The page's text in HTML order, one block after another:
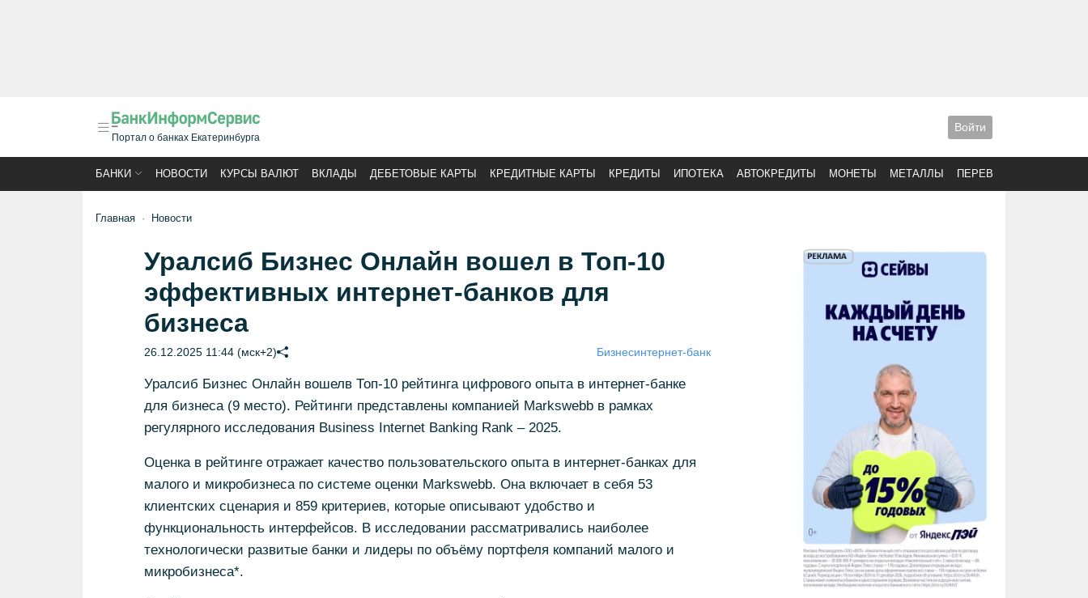
Портал о банках Екатеринбурга
Войти
БАНКИ НОВОСТИ КУРСЫ ВАЛЮТ ВКЛАДЫ ДЕБЕТОВЫЕ КАРТЫ КРЕДИТНЫЕ КАРТЫ КРЕДИТЫ ИПОТЕКА АВТОКРЕДИТЫ МОНЕТЫ МЕТАЛЛЫ ПЕРЕВОДЫ
Главная Новости
Уралсиб Бизнес Онлайн вошел в Топ-10
эффективных интернет-банков для
бизнеса
26.12.2025 11:44 (мск+2) Бизнесинтернет-банк
Уралсиб Бизнес Онлайн вошелв Топ-10 рейтинга цифрового опыта в интернет-банке
для бизнеса (9 место). Рейтинги представлены компанией Markswebb в рамках
регулярного исследования Business Internet Banking Rank – 2025.
Оценка в рейтинге отражает качество пользовательского опыта в интернет-банках для
малого и микробизнеса по системе оценки Markswebb. Она включает в себя 53
клиентских сценария и 859 критериев, которые описывают удобство и
функциональность интерфейсов. В исследовании рассматривались наиболее
технологически развитые банки и лидеры по объёму портфеля компаний малого и
микробизнеса*.